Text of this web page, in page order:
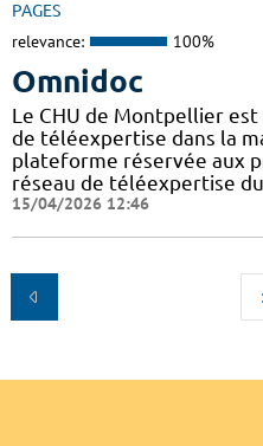
PAGES
relevance: 100%
Omnidoc
Le CHU de Montpellier
de téléexpertise dans la
plateforme réservée aux
réseau de téléexpertise
15/04/2026 12:46